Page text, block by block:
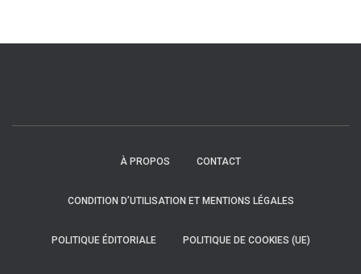
À PROPOS CONTACT
CONDITION D’UTILISATION ET MENTIONS LÉGALES
POLITIQUE ÉDITORIALE POLITIQUE DE COOKIES (UE)